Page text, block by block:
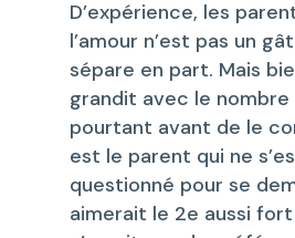
D’expérience, les
l’amour n’est pas un
sépare en part. Mais
grandit avec le nombre
pourtant avant de le
est le parent qui ne
questionné pour se
aimerait le 2e aussi fort